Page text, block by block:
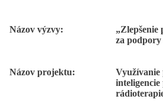
Názov výzvy:
„Zlepšenie
za podpory
Názov projektu:
Využívanie